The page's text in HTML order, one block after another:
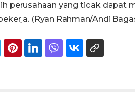
perusahaan yang tidak dapat
(Ryan Rahman/Andi